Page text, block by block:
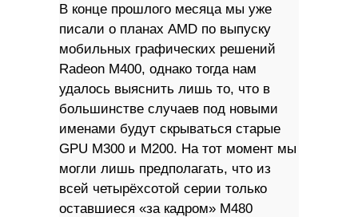
В конце прошлого месяца мы уже
писали о планах AMD по выпуску
мобильных графических решений
Radeon M400, однако тогда нам
удалось выяснить лишь то, что в
большинстве случаев под новыми
именами будут скрываться старые
GPU M300 и M200. На тот момент мы
могли лишь предполагать, что из
всей четырёхсотой серии только
оставшиеся «за кадром» M480